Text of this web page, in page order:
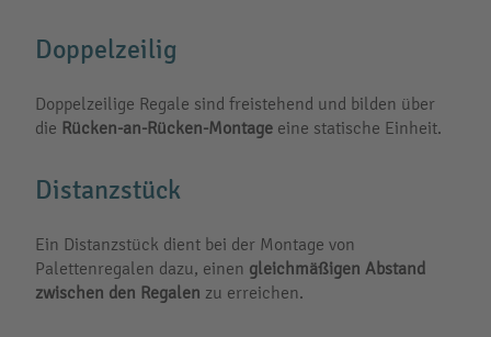
Doppelzeilig
Doppelzeilige Regale sind freistehend und bilden über
die Rücken-an-Rücken-Montage eine statische Einheit.
Distanzstück
Ein Distanzstück dient bei der Montage von
Palettenregalen dazu, einen gleichmäßigen Abstand
zwischen den Regalen zu erreichen.